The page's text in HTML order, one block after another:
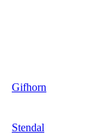
Gifhorn
Stendal